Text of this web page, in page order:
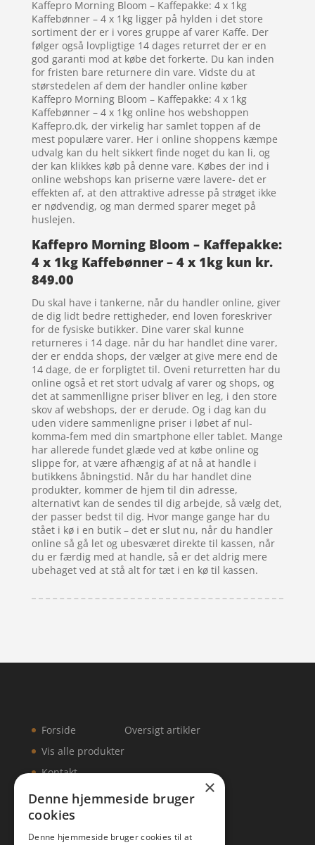
Kaffepro Morning Bloom – Kaffepakke: 4 x 1kg
Kaffebønner – 4 x 1kg ligger på hylden i det store
sortiment der er i vores gruppe af varer Kaffe. Der
følger også lovpligtige 14 dages returret der er en
god garanti mod at købe det forkerte. Du kan inden
for fristen bare returnere din vare. Vidste du at
størstedelen af dem der handler online køber
Kaffepro Morning Bloom – Kaffepakke: 4 x 1kg
Kaffebønner – 4 x 1kg online hos webshoppen
Kaffepro.dk, der virkelig har samlet toppen af de
mest populære varer. Her i online shoppens kæmpe
udvalg kan du helt sikkert finde noget du kan li, og
der kan klikkes køb på denne vare. Købes der ind i
online webshops kan priserne være lavere- det er
effekten af, at den attraktive adresse på strøget ikke
er nødvendig, og man dermed sparer meget på
huslejen.
Kaffepro Morning Bloom – Kaffepakke:
4 x 1kg Kaffebønner – 4 x 1kg kun kr.
849.00
Du skal have i tankerne, når du handler online, giver
de dig lidt bedre rettigheder, end loven foreskriver
for de fysiske butikker. Dine varer skal kunne
returneres i 14 dage. når du har handlet dine varer,
der er endda shops, der vælger at give mere end de
14 dage, de er forpligtet til. Oveni returretten har du
online også et ret stort udvalg af varer og shops, og
det at sammenlligne priser bliver en leg, i den store
skov af webshops, der er derude. Og i dag kan du
uden videre sammenligne priser i løbet af nul-
komma-fem med din smartphone eller tablet. Mange
har allerede fundet glæde ved at købe online og
slippe for, at være afhængig af at nå at handle i
butikkens åbningstid. Når du har handlet dine
produkter, kommer de hjem til din adresse,
alternativt kan de sendes til dig arbejde, så vælg det,
der passer bedst til dig. Hvor mange gange har du
stået i kø i en butik – det er slut nu, når du handler
online så gå let og ubesværet direkte til kassen, når
du er færdig med at handle, så er det aldrig mere
ubehaget ved at stå alt for tæt i en kø til kassen.
Forside
Vis alle produkter
Kontakt
Oversigt artikler
×
Denne hjemmeside bruger
cookies
Denne hjemmeside bruger cookies til at